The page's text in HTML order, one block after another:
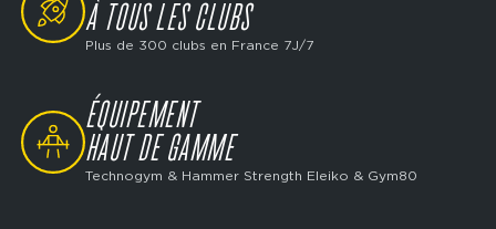
À TOUS LES CLUBS
Plus de 300 clubs en France 7J/7
SVG
ÉQUIPEMENT
HAUT DE GAMME
Technogym & Hammer Strength Eleiko & Gym80